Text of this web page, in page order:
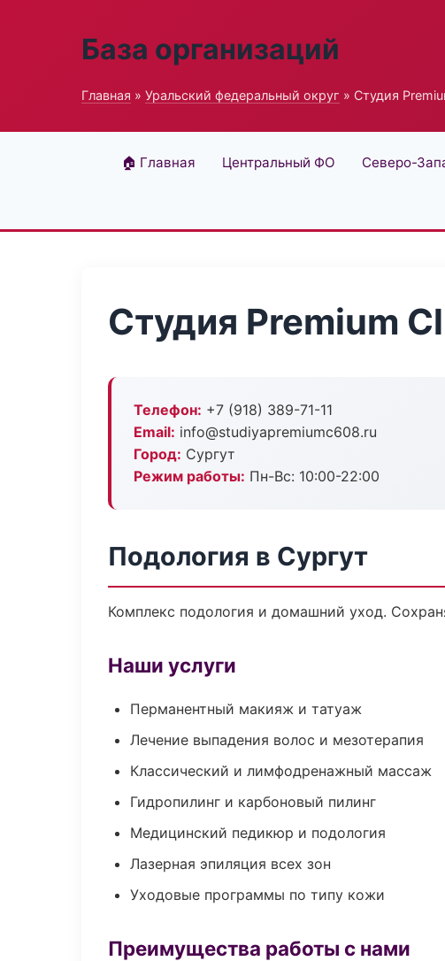
База организаций
Главная » Уральский федеральный округ » Студия
🏠 Главная Центральный ФО Северо-
Студия Premium
Телефон: +7 (918) 389-71-11
Email: info@studiyapremiumc608.ru
Город: Сургут
Режим работы: Пн-Вс: 10:00-22:00
Подология в Сургут
Комплекс подология и домашний уход.
Наши услуги
Перманентный макияж и татуаж
Лечение выпадения волос и мезотерапия
Классический и лимфодренажный массаж
Гидропилинг и карбоновый пилинг
Медицинский педикюр и подология
Лазерная эпиляция всех зон
Уходовые программы по типу кожи
Преимущества работы с нами